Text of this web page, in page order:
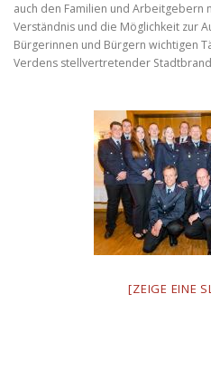
auch den Familien und Arbeitgebern
Verständnis und die Möglichkeit zur
Bürgerinnen und Bürgern wichtigen
Verdens stellvertretender
[ZEIGE EINE